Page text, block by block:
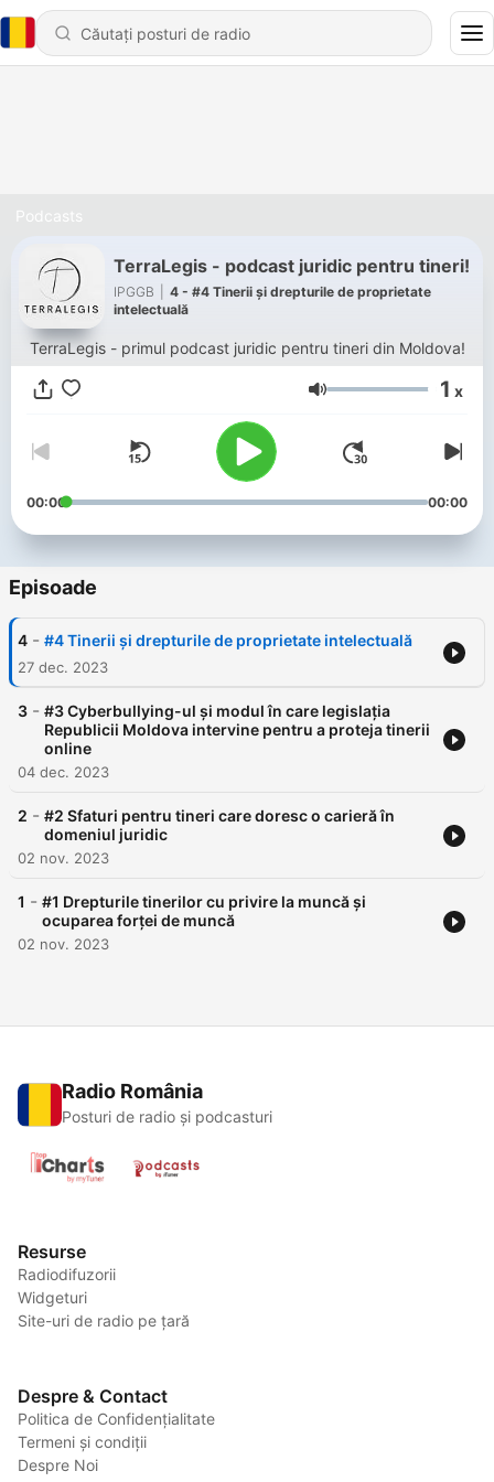
Podcasts
TerraLegis - podcast juridic pentru tineri!
IPGGB
4 - #4 Tinerii și drepturile de proprietate
intelectuală
TerraLegis - primul podcast juridic pentru tineri din Moldova!
Volum 1 x
00:00 00:00
Episoade
4 - #4 Tinerii și drepturile de proprietate intelectuală
27 dec. 2023
3 - #3 Cyberbullying-ul și modul în care legislația
Republicii Moldova intervine pentru a proteja tinerii
online
04 dec. 2023
2 - #2 Sfaturi pentru tineri care doresc o carieră în
domeniul juridic
02 nov. 2023
1 - #1 Drepturile tinerilor cu privire la muncă și
ocuparea forței de muncă
02 nov. 2023
Radio România
Posturi de radio și podcasturi
Resurse
Radiodifuzorii
Widgeturi
Site-uri de radio pe țară
Despre & Contact
Politica de Confidențialitate
Termeni și condiții
Despre Noi